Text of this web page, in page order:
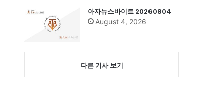
아자뉴스바이트 20260804
August 4, 2026
다른 기사 보기